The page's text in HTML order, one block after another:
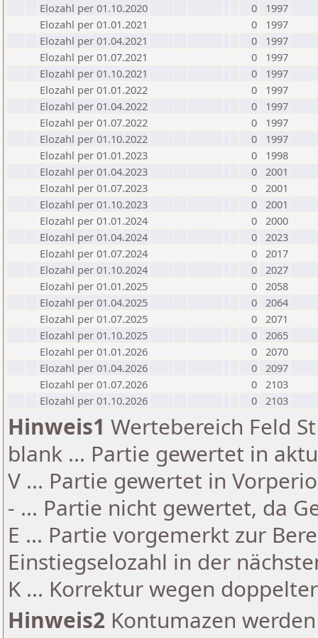
Elozahl per 01.10.2020
0
1997
Elozahl per 01.01.2021
0
1997
Elozahl per 01.04.2021
0
1997
Elozahl per 01.07.2021
0
1997
Elozahl per 01.10.2021
0
1997
Elozahl per 01.01.2022
0
1997
Elozahl per 01.04.2022
0
1997
Elozahl per 01.07.2022
0
1997
Elozahl per 01.10.2022
0
1997
Elozahl per 01.01.2023
0
1998
Elozahl per 01.04.2023
0 2001
Elozahl per 01.07.2023
0 2001
Elozahl per 01.10.2023
0 2001
Elozahl per 01.01.2024
0 2000
Elozahl per 01.04.2024
0 2023
Elozahl per 01.07.2024
0 2017
Elozahl per 01.10.2024
0 2027
Elozahl per 01.01.2025
0 2058
Elozahl per 01.04.2025
0 2064
Elozahl per 01.07.2025
0 2071
Elozahl per 01.10.2025
0 2065
Elozahl per 01.01.2026
0 2070
Elozahl per 01.04.2026
0 2097
Elozahl per 01.07.2026
0 2103
Elozahl per 01.10.2026
0 2103
Hinweis1 Wertebereich Feld
blank ... Partie gewertet in
V ... Partie gewertet in
- ... Partie nicht gewertet, da
E ... Partie vorgemerkt zur
Einstiegselozahl in der
K ... Korrektur wegen
Hinweis2 Kontumazen